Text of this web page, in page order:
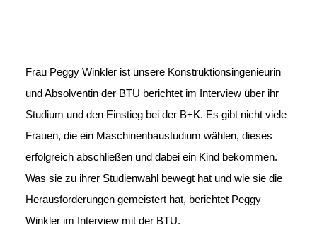
Frau Peggy Winkler ist unsere Konstruktionsingenieurin
und Absolventin der BTU berichtet im Interview über ihr
Studium und den Einstieg bei der B+K. Es gibt nicht viele
Frauen, die ein Maschinenbaustudium wählen, dieses
erfolgreich abschließen und dabei ein Kind bekommen.
Was sie zu ihrer Studienwahl bewegt hat und wie sie die
Herausforderungen gemeistert hat, berichtet Peggy
Winkler im Interview mit der BTU.